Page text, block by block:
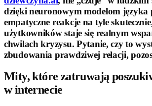
dzięki neuronowym modelom
empatyczne reakcje na tyle
użytkowników staje się realnym
chwilach kryzysu. Pytanie, czy to
zbudowania prawdziwej relacji,
Mity, które zatruwają
w internecie